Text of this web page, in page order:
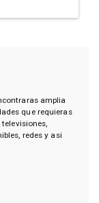
amplia
que requieras
redes y asi